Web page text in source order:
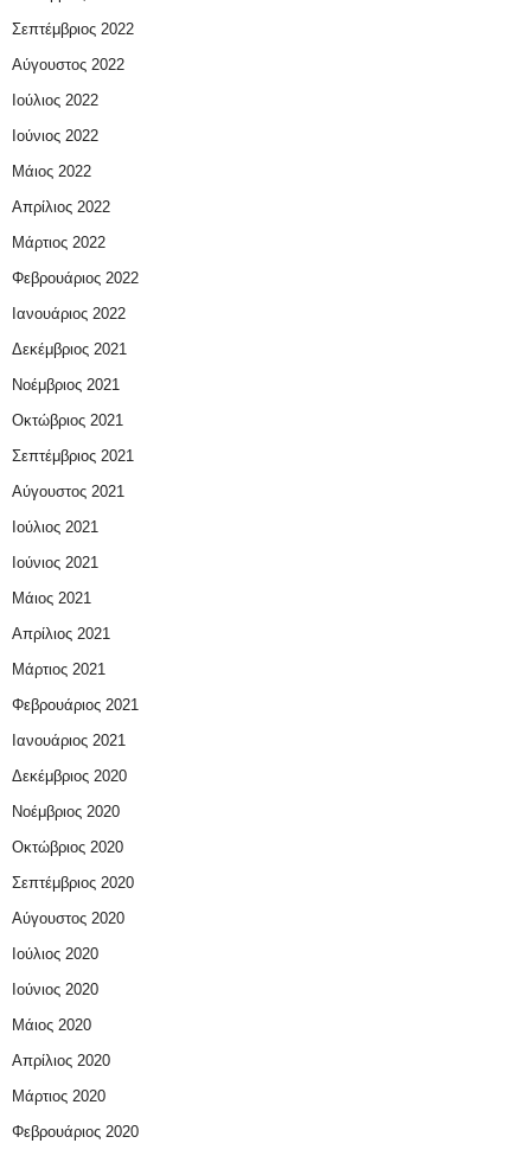
Σεπτέμβριος 2022
Αύγουστος 2022
Ιούλιος 2022
Ιούνιος 2022
Μάιος 2022
Απρίλιος 2022
Μάρτιος 2022
Φεβρουάριος 2022
Ιανουάριος 2022
Δεκέμβριος 2021
Νοέμβριος 2021
Οκτώβριος 2021
Σεπτέμβριος 2021
Αύγουστος 2021
Ιούλιος 2021
Ιούνιος 2021
Μάιος 2021
Απρίλιος 2021
Μάρτιος 2021
Φεβρουάριος 2021
Ιανουάριος 2021
Δεκέμβριος 2020
Νοέμβριος 2020
Οκτώβριος 2020
Σεπτέμβριος 2020
Αύγουστος 2020
Ιούλιος 2020
Ιούνιος 2020
Μάιος 2020
Απρίλιος 2020
Μάρτιος 2020
Φεβρουάριος 2020